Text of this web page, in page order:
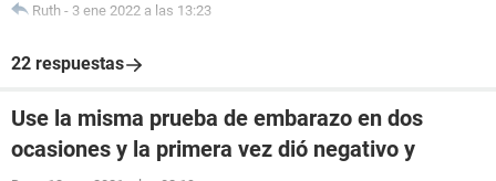
Ruth - 3 ene 2022 a las 13:23
22 respuestas
Use la misma prueba de embarazo en dos
ocasiones y la primera vez dió negativo y